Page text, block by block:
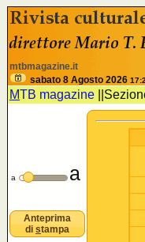
B
u
n
sabato 8 Agosto 2026
mtbmagazine.it
MTB magazine
<% //deve esistere
a a
Anteprima
di stampa